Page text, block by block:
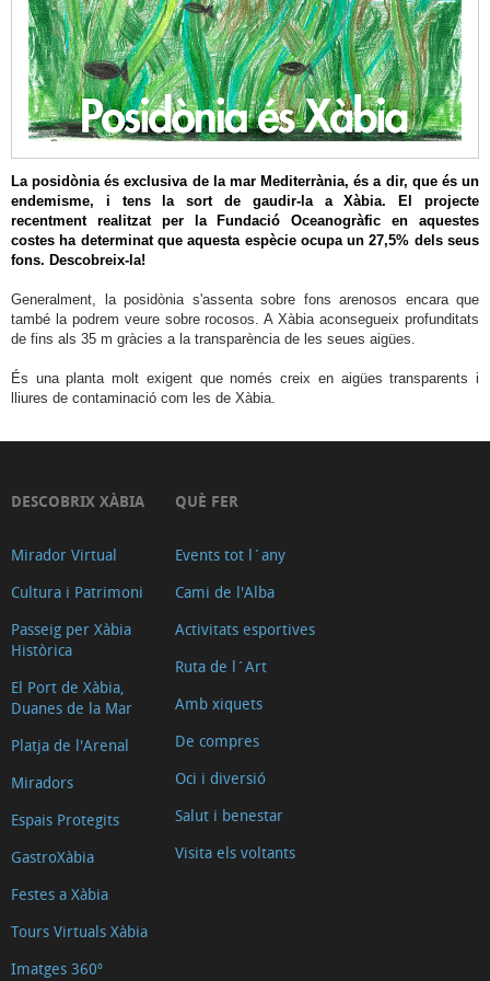
és
un
bosc
submergit
Posidònia
exclusivitat
Posidònia
és
llar
Posidònia
energia
és
bosc
tardor
Posidònia
és
sostenibilitat
és
Mediterrani
Posidònia
Posidònia
és
valor
La posidònia és exclusiva de la mar Mediterrània, és a dir, que és un
endemisme, i tens la sort de gaudir-la a Xàbia. El projecte
recentment realitzat per la Fundació Oceanogràfic en aquestes
costes ha determinat que aquesta espècie ocupa un 27,5% dels seus
fons. Descobreix-la!
Generalment, la posidònia s'assenta sobre fons arenosos encara que
també la podrem veure sobre rocosos. A Xàbia aconsegueix profunditats
de fins als 35 m gràcies a la transparència de les seues aigües.
És una planta molt exigent que només creix en aigües transparents i
lliures de contaminació com les de Xàbia.
DESCOBRIX XÀBIA
Mirador Virtual
Cultura i Patrimoni
Passeig per Xàbia
Històrica
El Port de Xàbia,
Duanes de la Mar
Platja de l'Arenal
Miradors
Espais Protegits
GastroXàbia
Festes a Xàbia
Tours Virtuals Xàbia
Imatges 360º
QUÈ FER
Events tot l´any
Cami de l'Alba
Activitats esportives
Ruta de l´Art
Amb xiquets
De compres
Oci i diversió
Salut i benestar
Visita els voltants